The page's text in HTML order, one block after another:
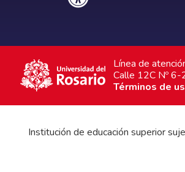
Línea de
Calle 12C Nº 6-
Términos de
Institución de educación superior